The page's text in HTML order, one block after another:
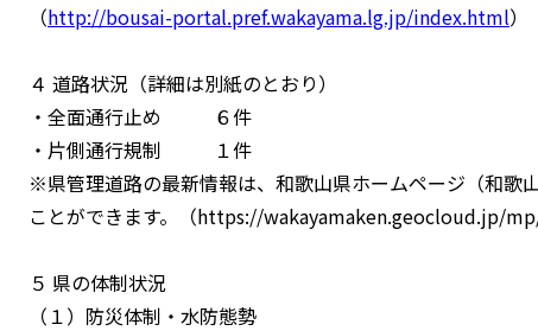
（http://bousai-portal.pref.wakayama.lg.jp/index.html）
４ 道路状況（詳細は別紙のとおり）
・全面通行止め ６件
・片側通行規制 １件
※県管理道路の最新情報は、和歌山県ホームページ（和歌
ことができます。（https://wakayamaken.geocloud.jp/mp/
５ 県の体制状況
（１）防災体制・水防態勢